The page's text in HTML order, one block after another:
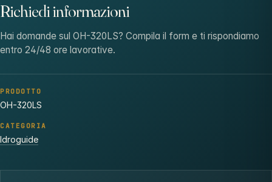
Richiedi informazioni
Hai domande sul OH-320LS? Compila il form e ti rispondiamo
entro 24/48 ore lavorative.
PRODOTTO
OH-320LS
CATEGORIA
Idroguide